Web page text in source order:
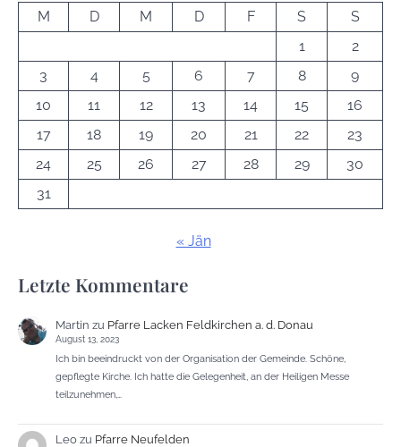
M
D M D F S
S
1
2
3
4 5 6 7 8
9
10
11 12 13 14 15
16
17
18 19 20 21 22
23
24
25 26 27 28 29
30
31
« Jän
Letzte Kommentare
Martin zu Pfarre Lacken Feldkirchen a. d. Donau
August 13, 2023
Ich bin beeindruckt von der Organisation der Gemeinde. Schöne,
gepflegte Kirche. Ich hatte die Gelegenheit, an der Heiligen Messe
teilzunehmen,…
Leozu Pfarre Neufelden